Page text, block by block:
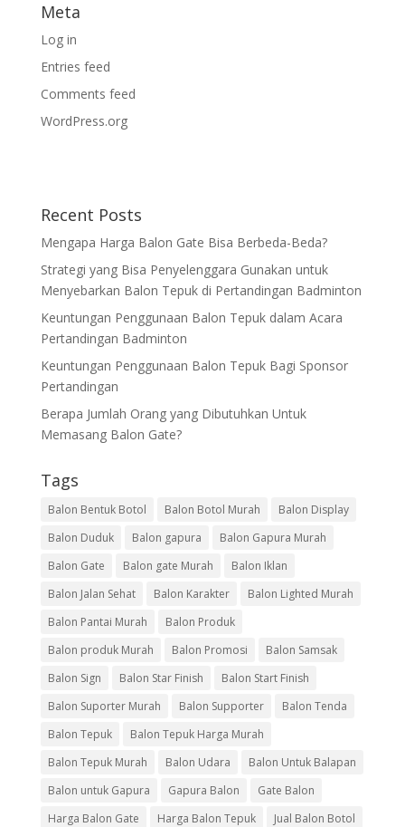
Meta
Log in
Entries feed
Comments feed
WordPress.org
Recent Posts
Mengapa Harga Balon Gate Bisa Berbeda-Beda?
Strategi yang Bisa Penyelenggara Gunakan untuk
Menyebarkan Balon Tepuk di Pertandingan Badminton
Keuntungan Penggunaan Balon Tepuk dalam Acara
Pertandingan Badminton
Keuntungan Penggunaan Balon Tepuk Bagi Sponsor
Pertandingan
Berapa Jumlah Orang yang Dibutuhkan Untuk
Memasang Balon Gate?
Tags
Balon Bentuk Botol Balon Botol Murah
Balon Display
Balon Duduk
Balon gapura
Balon Gapura Murah
Balon Gate
Balon gate Murah
Balon Iklan
Balon Jalan Sehat
Balon Karakter
Balon Lighted Murah
Balon Pantai Murah
Balon Produk
Balon produk Murah
Balon Promosi
Balon Samsak
Balon Sign
Balon Star Finish
Balon Start Finish
Balon Suporter Murah
Balon Supporter
Balon Tenda
Balon Tepuk
Balon Tepuk Harga Murah
Balon Tepuk Murah
Balon Udara
Balon Untuk Balapan
Balon untuk Gapura
Gapura Balon
Gate Balon
Harga Balon Gate
Harga Balon Tepuk
Jual Balon Botol